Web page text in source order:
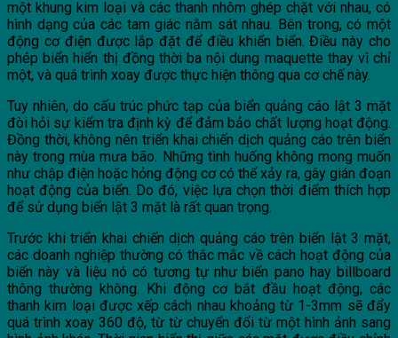
một khung kim loại và các thanh nhôm ghép chặt với nhau, có
hình dạng của các tam giác nằm sát nhau. Bên trong, có một
động cơ điện được lắp đặt để điều khiển biển. Điều này cho
phép biển hiển thị đồng thời ba nội dung maquette thay vì chỉ
một, và quá trình xoay được thực hiện thông qua cơ chế này.
Tuy nhiên, do cấu trúc phức tạp của biển quảng cáo lật 3 mặt
đòi hỏi sự kiểm tra định kỳ để đảm bảo chất lượng hoạt động.
Đồng thời, không nên triển khai chiến dịch quảng cáo trên biển
này trong mùa mưa bão. Những tình huống không mong muốn
như chập điện hoặc hỏng động cơ có thể xảy ra, gây gián đoạn
hoạt động của biển. Do đó, việc lựa chọn thời điểm thích hợp
để sử dụng biển lật 3 mặt là rất quan trọng.
Trước khi triển khai chiến dịch quảng cáo trên biển lật 3 mặt,
các doanh nghiệp thường có thắc mắc về cách hoạt động của
biển này và liệu nó có tương tự như biển pano hay billboard
thông thường không. Khi động cơ bắt đầu hoạt động, các
thanh kim loại được xếp cách nhau khoảng từ 1-3mm sẽ đẩy
quá trình xoay 360 độ, từ từ chuyển đổi từ một hình ảnh sang